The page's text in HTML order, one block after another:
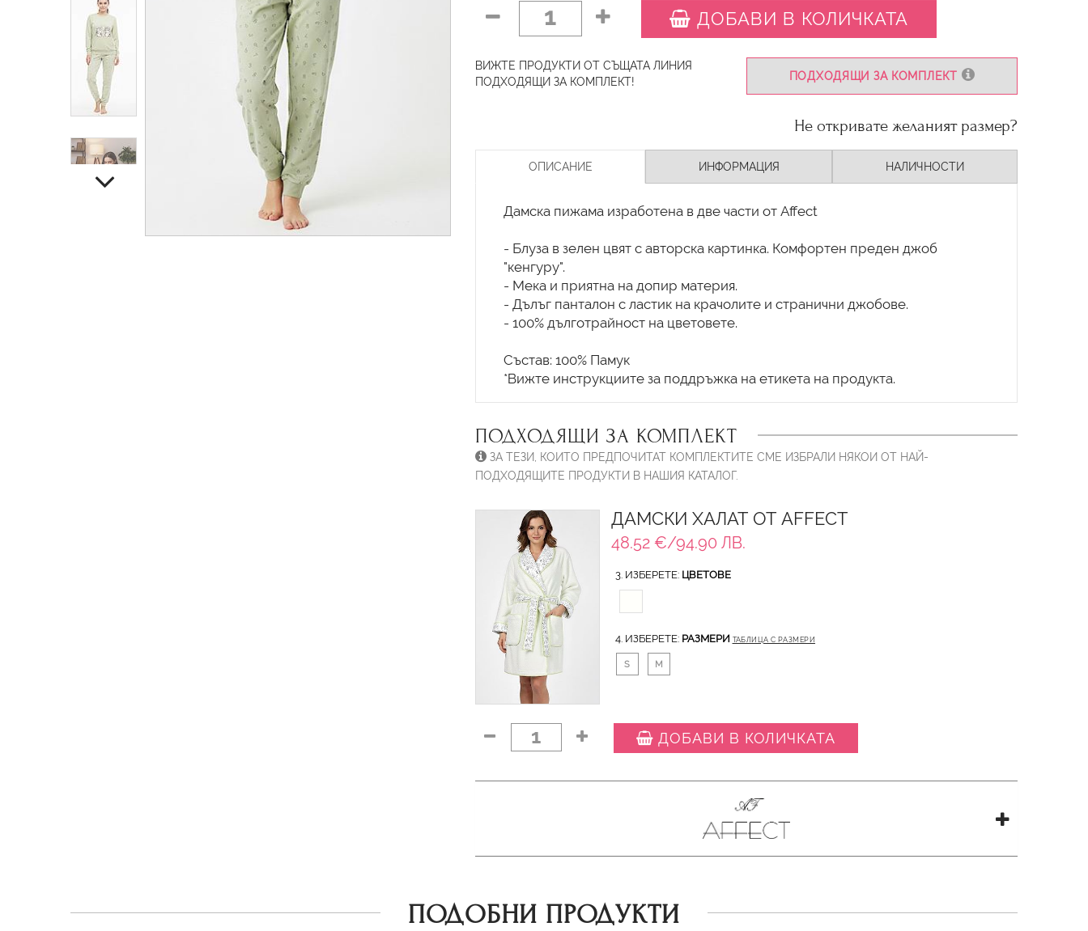
1 ДОБАВИ В КОЛИЧКАТА
ПОДХОДЯЩИ ЗА КОМПЛЕКТ
ВИЖТЕ ПРОДУКТИ ОТ СЪЩАТА ЛИНИЯ
ПОДХОДЯЩИ ЗА КОМПЛЕКТ!
Не откривате желаният размер?
ОПИСАНИЕ ИНФОРМАЦИЯ НАЛИЧНОСТИ
Дамска пижама изработена в две части от Affect
- Блуза в зелен цвят с авторска картинка. Комфортен преден джоб
"кенгуру".
- Мека и приятна на допир материя.
- Дълъг панталон с ластик на крачолите и странични джобове.
- 100% дълготрайност на цветовете.
Състав: 100% Памук
*Вижте инструкциите за поддръжка на етикета на продукта.
ПОДХОДЯЩИ ЗА КОМПЛЕКТ
ЗА ТЕЗИ, КОИТО ПРЕДПОЧИТАТ КОМПЛЕКТИТЕ СМЕ ИЗБРАЛИ НЯКОИ ОТ НАЙ-
ПОДХОДЯЩИТЕ ПРОДУКТИ В НАШИЯ КАТАЛОГ.
ДАМСКИ ХАЛАТ ОТ AFFECT
48.52 €/94.90 ЛВ.
3. ИЗБЕРЕТЕ: ЦВЕТОВЕ
4. ИЗБЕРЕТЕ: РАЗМЕРИ ТАБЛИЦА С РАЗМЕРИ
S M
1 ДОБАВИ В КОЛИЧКАТА
ПОДОБНИ ПРОДУКТИ